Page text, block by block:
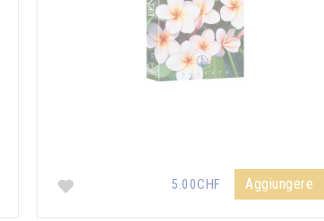
5.00CHF Aggiungere